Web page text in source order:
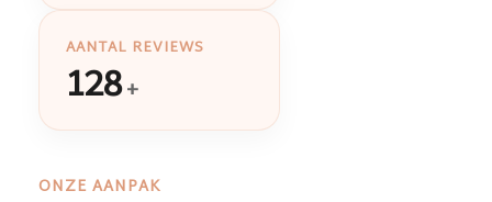
AANTAL REVIEWS
128+
ONZE AANPAK